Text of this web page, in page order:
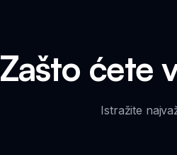
Zašto ćete
Istražite